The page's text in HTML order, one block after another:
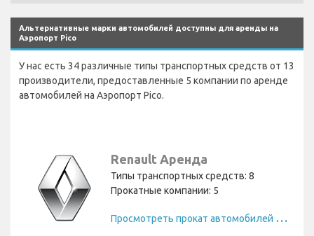
Альтернативные марки автомобилей доступны для аренды на
Аэропорт Pico
У нас есть 34 различные типы транспортных средств от 13
производители, предоставленные 5 компании по аренде
автомобилей на Аэропорт Pico.
Renault Аренда
Типы транспортных средств: 8
Прокатные компании: 5
П
росмотреть прокат автомобилей Renault